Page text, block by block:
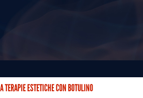
ESTETICHE CON BOTULINO